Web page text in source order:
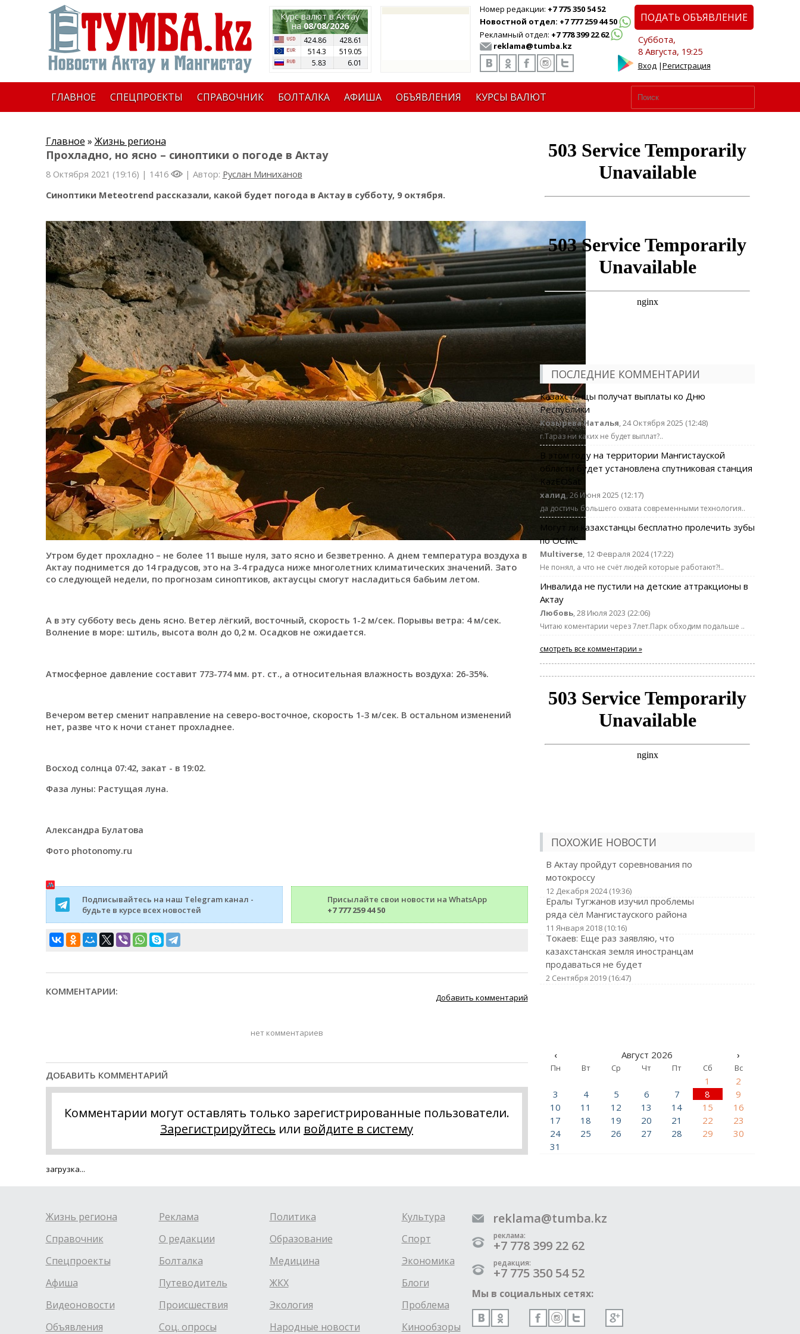
Курс валют в Актау
на08/08/2026
424.86
428.61
514.3
519.05
5.83
6.01
Номер редакции: +7 775 350 54 52
Новостной отдел: +7 777 259 44 50
Рекламный отдел: +7 778 399 22 62
reklama@tumba.kz
ПОДАТЬ ОБЪЯВЛЕНИЕ
Суббота,
8 Августа, 19:25
Вход|Регистрация
ГЛАВНОЕ СПЕЦПРОЕКТЫ СПРАВОЧНИК БОЛТАЛКА АФИША ОБЪЯВЛЕНИЯ КУРСЫ ВАЛЮТ
Главное » Жизнь региона
Прохладно, но ясно – синоптики о погоде в Актау
8 Октября 2021 (19:16) | 1416 | Автор: Руслан Миниханов
Синоптики Meteotrendрассказали, какой будет погода в Актау в субботу, 9 октября.
Утром будет прохладно – не более 11 выше нуля, зато ясно и безветренно. А днем температура воздуха в
Актау поднимется до 14 градусов, это на 3-4 градуса ниже многолетних климатических значений. Зато
со следующей недели, по прогнозам синоптиков, актаусцы смогут насладиться бабьим летом.
А в эту субботу весь день ясно. Ветер лёгкий, восточный, скорость 1-2 м/сек. Порывы ветра: 4 м/сек.
Волнение в море: штиль, высота волн до 0,2 м. Осадков не ожидается.
Атмосферное давление составит 773-774 мм. рт. ст., а относительная влажность воздуха: 26-35%.
Вечером ветер сменит направление на северо-восточное, скорость 1-3 м/сек. В остальном изменений
нет, разве что к ночи станет прохладнее.
Восход солнца 07:42, закат - в 19:02.
Фаза луны: Растущая луна.
Александра Булатова
Фото photonomy.ru
Подписывайтесь на наш Telegram канал -
будьте в курсе всех новостей
Присылайте свои новости на WhatsApp
+7 777 259 44 50
КОММЕНТАРИИ:
Добавить комментарий
нет комментариев
ДОБАВИТЬ КОММЕНТАРИЙ
Комментарии могут оставлять только зарегистрированные пользователи.
Зарегистрируйтесь или войдите в систему
загрузка...
ПОСЛЕДНИЕ КОММЕНТАРИИ
Казахстанцы получат выплаты ко Дню
Республики
Козырева Наталья, 24 Октября 2025 (12:48)
г.Тараз ни каких не будет выплат?..
В этом году на территории Мангистауской
области будет установлена спутниковая станция
KazEOSat
халид, 26 Июня 2025 (12:17)
да достичь большего охвата современными технология..
Могут ли казахстанцы бесплатно пролечить зубы
по ОСМС
Multiverse, 12 Февраля 2024 (17:22)
Не понял, а что не счёт людей которые работают?!..
Инвалида не пустили на детские аттракционы в
Актау
Любовь, 28 Июля 2023 (22:06)
Читаю коментарии через 7лет.Парк обходим подальше ..
смотреть все комментарии »
ПОХОЖИЕ НОВОСТИ
В Актау пройдут соревнования по
мотокроссу
12 Декабря 2024 (19:36)
Ералы Тугжанов изучил проблемы
ряда сёл Мангистауского района
11 Января 2018 (10:16)
Токаев: Еще раз заявляю, что
казахстанская земля иностранцам
продаваться не будет
2 Сентября 2019 (16:47)
‹ Август 2026 ›
Пн Вт Ср Чт Пт Сб Вс
1
2
3
4 5 6 7 8
9
10
11 12 13 14 15
16
17
18 19 20 21 22
23
24
25 26 27 28 29
30
31
Жизнь региона
Справочник
Спецпроекты
Афиша
Видеоновости
Объявления
Реклама
О редакции
Болталка
Путеводитель
Происшествия
Соц. опросы
Политика
Образование
Медицина
ЖКХ
Экология
Народные новости
Культура
Спорт
Экономика
Блоги
Проблема
Кинообзоры
reklama@tumba.kz
реклама:
+7 778 399 22 62
редакция:
+7 775 350 54 52
Мы в социальных сетях: